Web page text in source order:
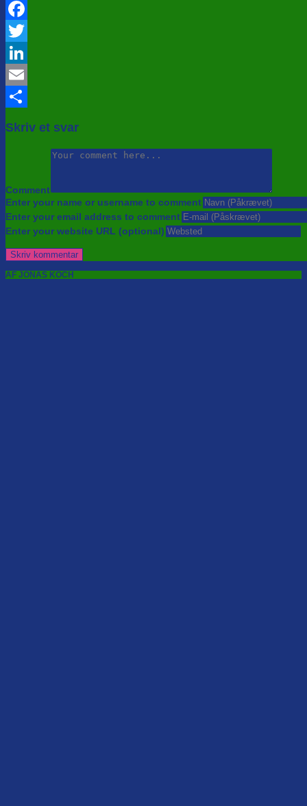
Facebook
Twitter
LinkedIn
Email
Skriv et svar
Comment
Enter your name or username to comment
Enter your email address to comment
Enter your website URL (optional)
AF JONAS KOCH